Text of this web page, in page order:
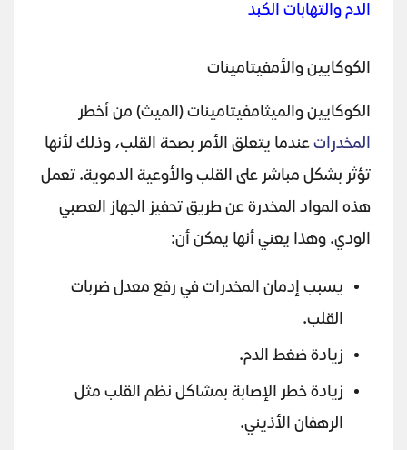
الدم والتهابات الكبد
الكوكايين والأمفيتامينات
الكوكايين والميثامفيتامينات (الميث) من أخطر
المخدراتعندما يتعلق الأمر بصحة القلب، وذلك لأنها
تؤثر بشكل مباشر على القلب والأوعية الدموية. تعمل
هذه المواد المخدرة عن طريق تحفيز الجهاز العصبي
الودي. وهذا يعني أنها يمكن أن:
يسبب إدمان المخدرات في رفع معدل ضربات
القلب.
زيادة ضغط الدم.
زيادة خطر الإصابة بمشاكل نظم القلب مثل
الرهفان الأذيني.